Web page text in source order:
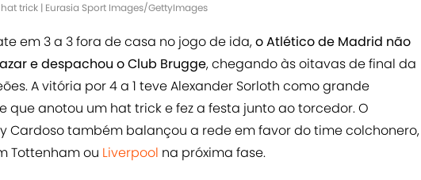
trick | Eurasia Sport Images/GettyImages
em 3 a 3 fora de casa no jogo de ida,o Atlético de Madrid não
e despachou o Club Brugge, chegando às oitavas de final da
A vitória por 4 a 1 teve Alexander Sorloth como grande
que anotou um hat trick e fez a festa junto ao torcedor. O
Cardoso também balançou a rede em favor do time colchonero,
Tottenham ou Liverpool na próxima fase.